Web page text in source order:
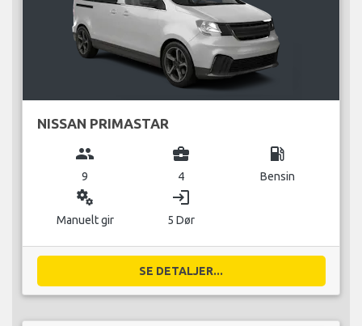
NISSAN PRIMASTAR
group
9
business_center
4
local_gas_station
Bensin
miscellaneous_services
Manuelt gir
login
5 Dør
SE DETALJER...